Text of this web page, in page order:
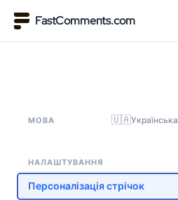
FastComments.com
МОВА 🇺🇦Українська
НАЛАШТУВАННЯ
Персоналізація стрічок